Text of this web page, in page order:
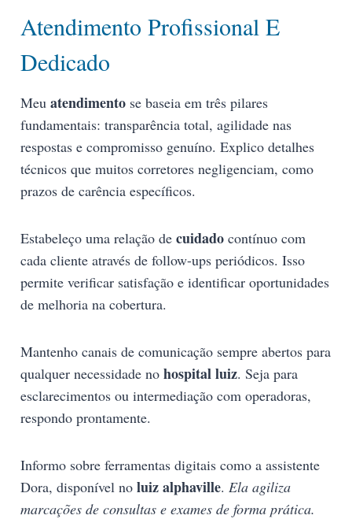
Atendimento Profissional E
Dedicado
Meu atendimento se baseia em três pilares
fundamentais: transparência total, agilidade nas
respostas e compromisso genuíno. Explico detalhes
técnicos que muitos corretores negligenciam, como
prazos de carência específicos.
Estabeleço uma relação de cuidado contínuo com
cada cliente através de follow-ups periódicos. Isso
permite verificar satisfação e identificar oportunidades
de melhoria na cobertura.
Mantenho canais de comunicação sempre abertos para
qualquer necessidade no hospital luiz. Seja para
esclarecimentos ou intermediação com operadoras,
respondo prontamente.
Informo sobre ferramentas digitais como a assistente
Dora, disponível no luiz alphaville. Ela agiliza
marcações de consultas e exames de forma prática.